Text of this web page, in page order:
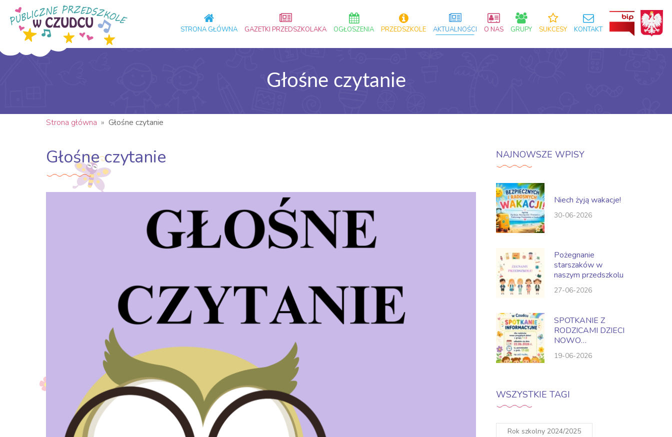
STRONA GŁÓWNA GAZETKI PRZEDSZKOLAKA OGŁOSZENIA PRZEDSZKOLE AKTUALNOŚCI O NAS GRUPY SUKCESY KONTAKT
Głośne czytanie
Strona główna » Głośne czytanie
Głośne czytanie NAJNOWSZE WPISY
Niech żyją wakacje!
30-06-2026
Pożegnanie
starszaków w
naszym przedszkolu
27-06-2026
SPOTKANIE Z
RODZICAMI DZIECI
NOWO
PRZYJĘTYCH NA
ROK SZKOLNY
19-06-2026
WSZYSTKIE TAGI
Rok szkolny 2024/2025